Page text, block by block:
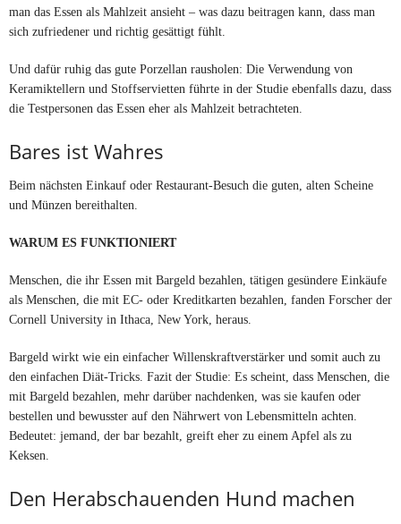
man das Essen als Mahlzeit ansieht – was dazu beitragen kann, dass man
sich zufriedener und richtig gesättigt fühlt.
Und dafür ruhig das gute Porzellan rausholen: Die Verwendung von
Keramiktellern und Stoffservietten führte in der Studie ebenfalls dazu, dass
die Testpersonen das Essen eher als Mahlzeit betrachteten.
Bares ist Wahres
Beim nächsten Einkauf oder Restaurant-Besuch die guten, alten Scheine
und Münzen bereithalten.
WARUM ES FUNKTIONIERT
Menschen, die ihr Essen mit Bargeld bezahlen, tätigen gesündere Einkäufe
als Menschen, die mit EC- oder Kreditkarten bezahlen, fanden Forscher der
Cornell University in Ithaca, New York, heraus.
Bargeld wirkt wie ein einfacher Willenskraftverstärker und somit auch zu
den einfachen Diät-Tricks. Fazit der Studie: Es scheint, dass Menschen, die
mit Bargeld bezahlen, mehr darüber nachdenken, was sie kaufen oder
bestellen und bewusster auf den Nährwert von Lebensmitteln achten.
Bedeutet: jemand, der bar bezahlt, greift eher zu einem Apfel als zu
Keksen.
Den Herabschauenden Hund machen